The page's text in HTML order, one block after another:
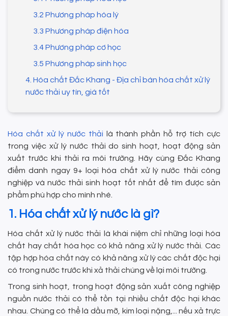
3.2 Phương pháp hóa lý
3.3 Phương pháp điện hóa
3.4 Phương pháp cơ học
3.5 Phương pháp sinh học
4. Hóa chất Đắc Khang - Địa chỉ bán hóa chất xử lý
nước thải uy tín, giá tốt
Hóa chất xử lý nước thải là thành phần hỗ trợ tích cực
trong việc xử lý nước thải do sinh hoạt, hoạt động sản
xuất trước khi thải ra môi trường. Hãy cùng Đắc Khang
điểm danh ngay 9+ loại hóa chất xử lý nước thải công
nghiệp và nước thải sinh hoạt tốt nhất để tìm được sản
phẩm phù hợp cho mình nhé.
1. Hóa chất xử lý nước là gì?
Hóa chất xử lý nước thải là khái niệm chỉ những loại hóa
chất hay chất hóa học có khả năng xử lý nước thải. Các
tập hợp hóa chất này có khả năng xử lý các chất độc hại
có trong nước trước khi xả thải chúng về lại môi trường.
Trong sinh hoạt, trong hoạt động sản xuất công nghiệp
nguồn nước thải có thể tồn tại nhiều chất độc hại khác
nhau. Chúng có thể là dầu mỡ, kim loại nặng,... nếu xả trực